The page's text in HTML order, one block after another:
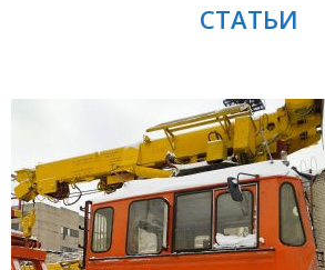
СТАТЬИ